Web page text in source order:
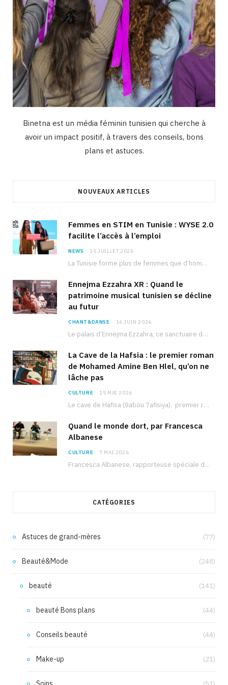
Binetna est un média féminin tunisien qui cherche à
avoir un impact positif, à travers des conseils, bons
plans et astuces.
NOUVEAUX ARTICLES
Femmes en STIM en Tunisie : WYSE 2.0
facilite l’accès à l’emploi
NEWS 15 JUILLET 2026
La Tunisie forme plus de femmes que d’hommes dans les filières scientifiques. Pourtant, pour beaucoup…
Ennejma Ezzahra XR : Quand le
patrimoine musical tunisien se décline
au futur
CHANT&DANSE 16 JUIN 2026
Le palais d’Ennejma Ezzahra, ce sanctuaire de la musique tunisienne et méditerranéenne construit par le…
La Cave de la Hafsia : le premier roman
de Mohamed Amine Ben Hlel, qu’on ne
lâche pas
CULTURE 15 MAI 2026
Le cave de Hafisa (9abou 7afisiya), premier roman du journaliste tunisien Mohamed Amine Ben Hlel,…
Quand le monde dort, par Francesca
Albanese
CULTURE 7 MAI 2026
Francesca Albanese, rapporteuse spéciale de l’ONU sur les territoires palestiniens occupés, était à Tunis pour…
CATÉGORIES
Astuces de grand-mères (77)
Beauté&Mode (248)
beauté (141)
beauté Bons plans (44)
Conseils beauté (44)
Make-up (21)